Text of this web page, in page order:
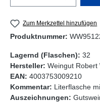
Zum Merkzettel hinzufügen
Produktnummer:
Lagernd (Flaschen): 32
Hersteller: Weingut Robert
EAN: 4003753009210
Kommentar: Literflasche
Auszeichnungen: